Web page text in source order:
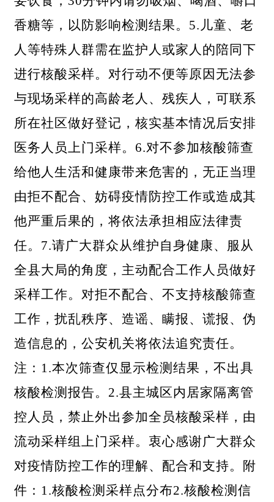
香糖等，以防影响检测结果。5.儿童、老
人等特殊人群需在监护人或家人的陪同下
进行核酸采样。对行动不便等原因无法参
与现场采样的高龄老人、残疾人，可联系
所在社区做好登记，核实基本情况后安排
医务人员上门采样。6.对不参加核酸筛查
给他人生活和健康带来危害的，无正当理
由拒不配合、妨碍疫情防控工作或造成其
他严重后果的，将依法承担相应法律责
任。7.请广大群众从维护自身健康、服从
全县大局的角度，主动配合工作人员做好
采样工作。对拒不配合、不支持核酸筛查
工作，扰乱秩序、造谣、瞒报、谎报、伪
造信息的，公安机关将依法追究责任。
注：1.本次筛查仅显示检测结果，不出具
核酸检测报告。2.县主城区内居家隔离管
控人员，禁止外出参加全员核酸采样，由
流动采样组上门采样。衷心感谢广大群众
对疫情防控工作的理解、配合和支持。附
件：1.核酸检测采样点分布2.核酸检测信